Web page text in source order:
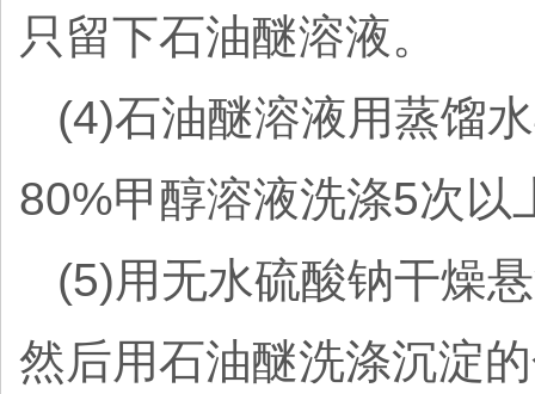
只留下石油醚溶液。
(4)石油醚溶液用蒸馏
80%甲醇溶液洗涤5次以
(5)用无水硫酸钠干燥
然后用石油醚洗涤沉淀